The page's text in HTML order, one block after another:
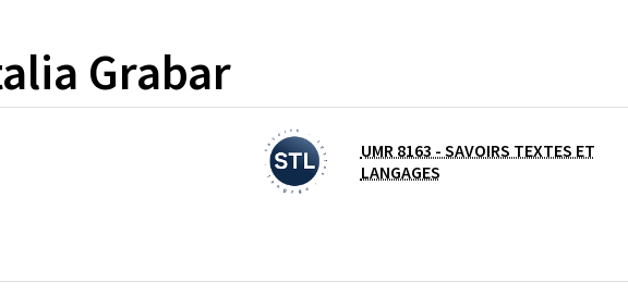
DE LA RECHERCHE SCIENTIFIQUE
Grabar
UMR 8163 - SAVOIRS TEXTES ET
LANGAGES